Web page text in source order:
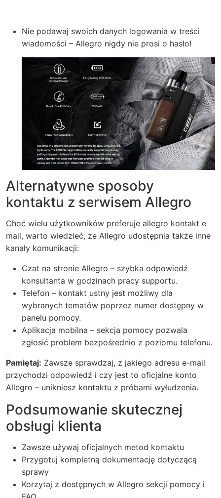
Nie podawaj swoich danych logowania w treści
wiadomości – Allegro nigdy nie prosi o hasło!
Alternatywne sposoby
kontaktu z serwisem Allegro
Choć wielu użytkowników preferuje allegro kontakt e
mail, warto wiedzieć, że Allegro udostępnia także inne
kanały komunikacji:
Czat na stronie Allegro – szybka odpowiedź
konsultanta w godzinach pracy supportu.
Telefon – kontakt ustny jest możliwy dla
wybranych tematów poprzez numer dostępny w
panelu pomocy.
Aplikacja mobilna – sekcja pomocy pozwala
zgłosić problem bezpośrednio z poziomu telefonu.
Pamiętaj: Zawsze sprawdzaj, z jakiego adresu e-mail
przychodzi odpowiedź i czy jest to oficjalne konto
Allegro – unikniesz kontaktu z próbami wyłudzenia.
Podsumowanie skutecznej
obsługi klienta
Zawsze używaj oficjalnych metod kontaktu
Przygotuj kompletną dokumentację dotyczącą
sprawy
Korzytaj z dostępnych w Allegro sekcji pomocy i